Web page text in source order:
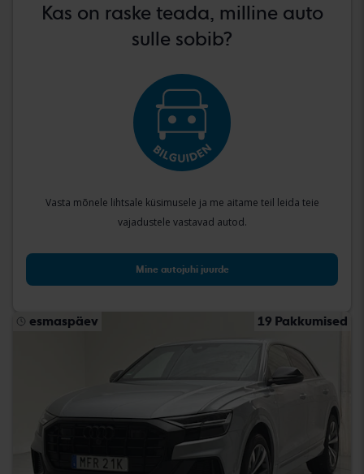
Kas on raske teada, milline auto
sulle sobib?
Vasta mõnele lihtsale küsimusele ja me aitame teil leida teie
vajadustele vastavad autod.
Mine autojuhi juurde
esmaspäev 19 Pakkumised